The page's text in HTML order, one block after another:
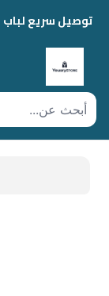
توصيل سريع لباب